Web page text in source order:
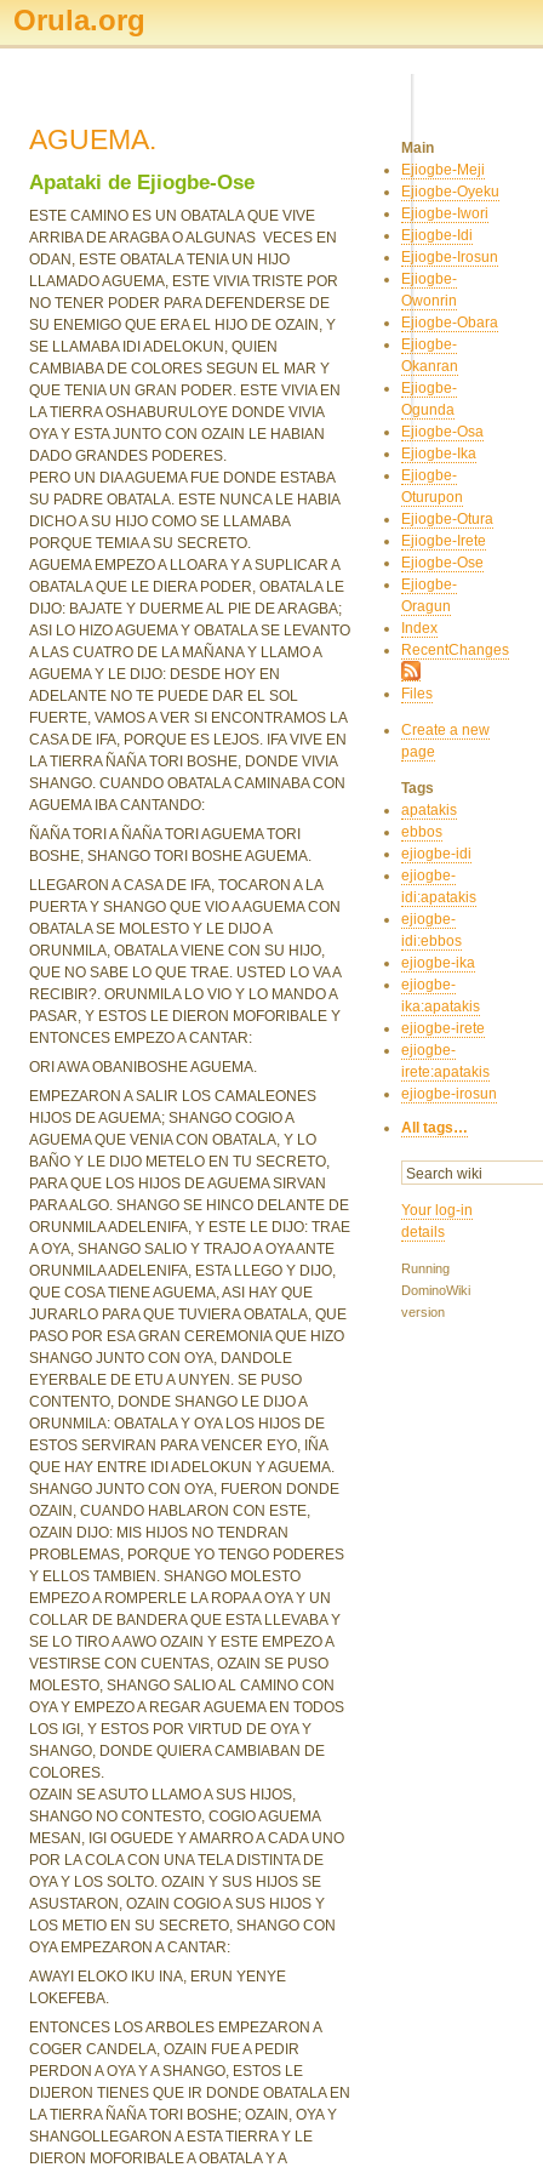
Orula.org
AGUEMA.
Apataki de Ejiogbe-Ose
ESTE CAMINO ES UN OBATALA QUE VIVE
ARRIBA DE ARAGBA O ALGUNAS VECES EN
ODAN, ESTE OBATALA TENIA UN HIJO
LLAMADO AGUEMA, ESTE VIVIA TRISTE POR
NO TENER PODER PARA DEFENDERSE DE
SU ENEMIGO QUE ERA EL HIJO DE OZAIN, Y
SE LLAMABA IDI ADELOKUN, QUIEN
CAMBIABA DE COLORES SEGUN EL MAR Y
QUE TENIA UN GRAN PODER. ESTE VIVIA EN
LA TIERRA OSHABURULOYE DONDE VIVIA
OYA Y ESTA JUNTO CON OZAIN LE HABIAN
DADO GRANDES PODERES.
PERO UN DIA AGUEMA FUE DONDE ESTABA
SU PADRE OBATALA. ESTE NUNCA LE HABIA
DICHO A SU HIJO COMO SE LLAMABA
PORQUE TEMIA A SU SECRETO.
AGUEMA EMPEZO A LLOARA Y A SUPLICAR A
OBATALA QUE LE DIERA PODER, OBATALA LE
DIJO: BAJATE Y DUERME AL PIE DE ARAGBA;
ASI LO HIZO AGUEMA Y OBATALA SE LEVANTO
A LAS CUATRO DE LA MAÑANA Y LLAMO A
AGUEMA Y LE DIJO: DESDE HOY EN
ADELANTE NO TE PUEDE DAR EL SOL
FUERTE, VAMOS A VER SI ENCONTRAMOS LA
CASA DE IFA, PORQUE ES LEJOS. IFA VIVE EN
LA TIERRA ÑAÑA TORI BOSHE, DONDE VIVIA
SHANGO. CUANDO OBATALA CAMINABA CON
AGUEMA IBA CANTANDO:
ÑAÑA TORI A ÑAÑA TORI AGUEMA TORI
BOSHE, SHANGO TORI BOSHE AGUEMA.
LLEGARON A CASA DE IFA, TOCARON A LA
PUERTA Y SHANGO QUE VIO A AGUEMA CON
OBATALA SE MOLESTO Y LE DIJO A
ORUNMILA, OBATALA VIENE CON SU HIJO,
QUE NO SABE LO QUE TRAE. USTED LO VA A
RECIBIR?. ORUNMILA LO VIO Y LO MANDO A
PASAR, Y ESTOS LE DIERON MOFORIBALE Y
ENTONCES EMPEZO A CANTAR:
ORI AWA OBANIBOSHE AGUEMA.
EMPEZARON A SALIR LOS CAMALEONES
HIJOS DE AGUEMA; SHANGO COGIO A
AGUEMA QUE VENIA CON OBATALA, Y LO
BAÑO Y LE DIJO METELO EN TU SECRETO,
PARA QUE LOS HIJOS DE AGUEMA SIRVAN
PARA ALGO. SHANGO SE HINCO DELANTE DE
ORUNMILA ADELENIFA, Y ESTE LE DIJO: TRAE
A OYA, SHANGO SALIO Y TRAJO A OYA ANTE
ORUNMILA ADELENIFA, ESTA LLEGO Y DIJO,
QUE COSA TIENE AGUEMA, ASI HAY QUE
JURARLO PARA QUE TUVIERA OBATALA, QUE
PASO POR ESA GRAN CEREMONIA QUE HIZO
SHANGO JUNTO CON OYA, DANDOLE
EYERBALE DE ETU A UNYEN. SE PUSO
CONTENTO, DONDE SHANGO LE DIJO A
ORUNMILA: OBATALA Y OYA LOS HIJOS DE
ESTOS SERVIRAN PARA VENCER EYO, IÑA
QUE HAY ENTRE IDI ADELOKUN Y AGUEMA.
SHANGO JUNTO CON OYA, FUERON DONDE
OZAIN, CUANDO HABLARON CON ESTE,
OZAIN DIJO: MIS HIJOS NO TENDRAN
PROBLEMAS, PORQUE YO TENGO PODERES
Y ELLOS TAMBIEN. SHANGO MOLESTO
EMPEZO A ROMPERLE LA ROPA A OYA Y UN
COLLAR DE BANDERA QUE ESTA LLEVABA Y
SE LO TIRO A AWO OZAIN Y ESTE EMPEZO A
VESTIRSE CON CUENTAS, OZAIN SE PUSO
MOLESTO, SHANGO SALIO AL CAMINO CON
OYA Y EMPEZO A REGAR AGUEMA EN TODOS
LOS IGI, Y ESTOS POR VIRTUD DE OYA Y
SHANGO, DONDE QUIERA CAMBIABAN DE
COLORES.
OZAIN SE ASUTO LLAMO A SUS HIJOS,
SHANGO NO CONTESTO, COGIO AGUEMA
MESAN, IGI OGUEDE Y AMARRO A CADA UNO
POR LA COLA CON UNA TELA DISTINTA DE
OYA Y LOS SOLTO. OZAIN Y SUS HIJOS SE
ASUSTARON, OZAIN COGIO A SUS HIJOS Y
LOS METIO EN SU SECRETO, SHANGO CON
OYA EMPEZARON A CANTAR:
AWAYI ELOKO IKU INA, ERUN YENYE
LOKEFEBA.
ENTONCES LOS ARBOLES EMPEZARON A
COGER CANDELA, OZAIN FUE A PEDIR
PERDON A OYA Y A SHANGO, ESTOS LE
DIJERON TIENES QUE IR DONDE OBATALA EN
LA TIERRA ÑAÑA TORI BOSHE; OZAIN, OYA Y
SHANGOLLEGARON A ESTA TIERRA Y LE
DIERON MOFORIBALE A OBATALA Y A
Main
Ejiogbe-Meji
Ejiogbe-Oyeku
Ejiogbe-Iwori
Ejiogbe-Idi
Ejiogbe-Irosun
Ejiogbe-
Owonrin
Ejiogbe-Obara
Ejiogbe-
Okanran
Ejiogbe-
Ogunda
Ejiogbe-Osa
Ejiogbe-Ika
Ejiogbe-
Oturupon
Ejiogbe-Otura
Ejiogbe-Irete
Ejiogbe-Ose
Ejiogbe-
Oragun
Index
RecentChanges
Files
Create a new
page
Tags
apatakis
ebbos
ejiogbe-idi
ejiogbe-
idi:apatakis
ejiogbe-
idi:ebbos
ejiogbe-ika
ejiogbe-
ika:apatakis
ejiogbe-irete
ejiogbe-
irete:apatakis
ejiogbe-irosun
All tags…
Your log-in
details
Running
DominoWiki
version